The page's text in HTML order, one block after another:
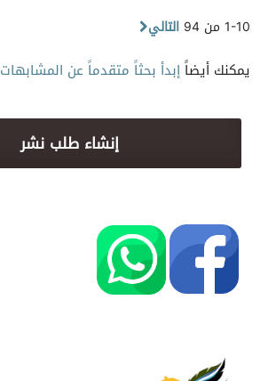
1-10 من 94
التالي
يمكنك أيضاًإبدأ بحثاً متقدماً عن المشابهات
إنشاء طلب نشر